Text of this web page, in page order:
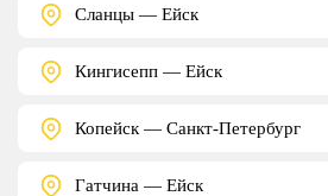
Сланцы — Ейск
Кингисепп — Ейск
Копейск — Санкт-Петербург
Гатчина — Ейск